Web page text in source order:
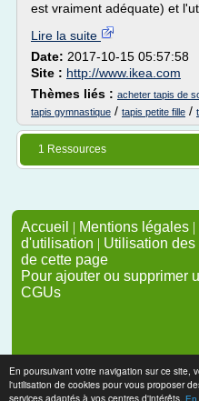
En poursuivant votre navigation sur ce site,
l'utilisation de cookies pour vous proposer
services adaptés à vos centres d'intérêts. En
est vraiment adéquate) et
Lire la suite
Date: 2017-10-15 05:57:58
Site : http://www.ikea.com
Thèmes liés : acheter tapis de
tapis gymnastique / tapis petite fille /
1 Ressources
Accueil | Mentions légales |
d'utilisation | Utilisation des
de cette page
Pour ajouter ou supprimer
CGUs